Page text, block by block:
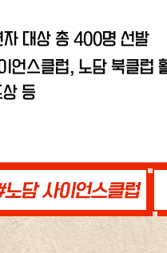
대상 총 400명 선발
언스클럽, 노담 북클럽
등